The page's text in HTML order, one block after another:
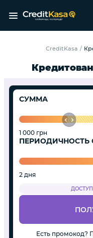
CreditKasa /
СУММА
1 000 грн
ПЕРИОДИЧНОСТЬ
2 дня
Есть промокод?